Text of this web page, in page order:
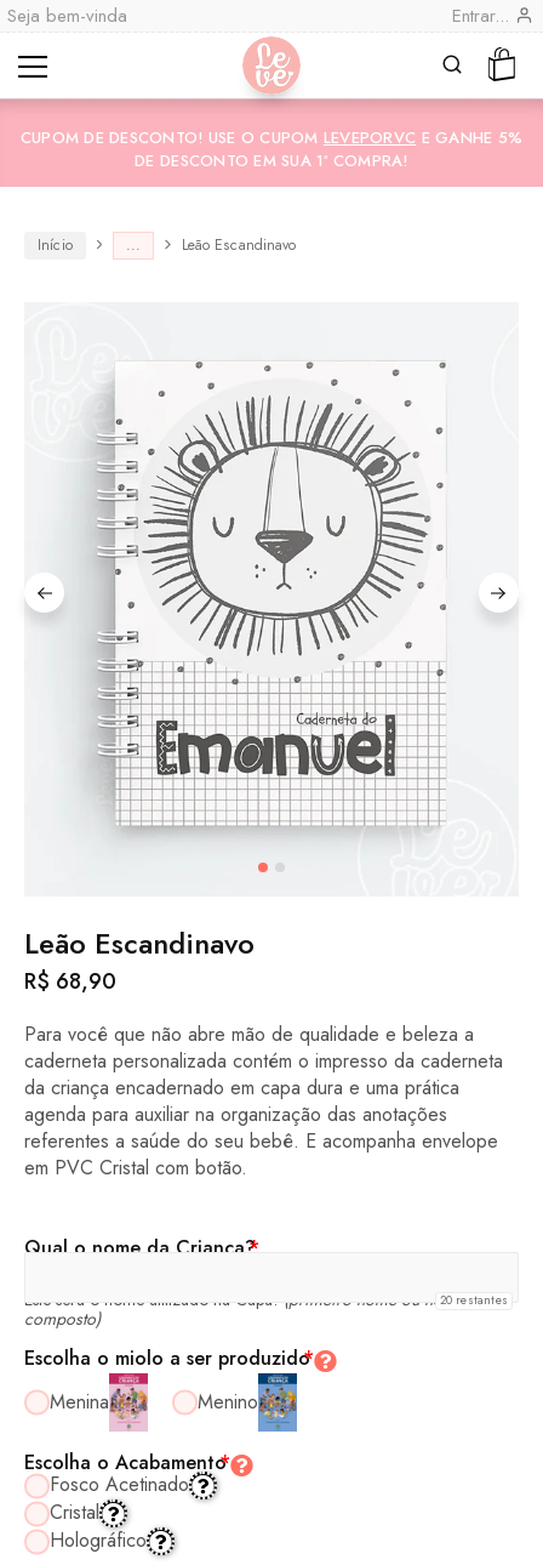
Seja bem-vinda Entrar...
Leve
você"
Lembranças
Variedades
Encadernadas
CUPOM DE DESCONTO! USE O CUPOM LEVEPORVC E GANHE 5%
DE DESCONTO EM SUA 1ª COMPRA!
Início ... Leão Escandinavo
Leão Escandinavo
R$ 68,90
Para você que não abre mão de qualidade e beleza a
caderneta personalizada contém o impresso da caderneta
da criança encadernado em capa dura e uma prática
agenda para auxiliar na organização das anotações
referentes a saúde do seu bebê. E acompanha envelope
em PVC Cristal com botão.
*
Qual o nome da Criança?
Este será o nome utilizado na Capa! (primeiro nome ou nome
composto)
20 restantes
*
Escolha o miolo a ser produzido
Menina
Menino
*
Escolha o Acabamento
Fosco Acetinado
Cristal
Holográfico